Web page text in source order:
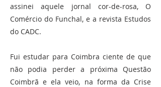
assinei aquele jornal cor-de-rosa, O
Comércio do Funchal, e a revista Estudos
do CADC.
Fui estudar para Coimbra ciente de que
não podia perder a próxima Questão
Coimbrã e ela veio, na forma da Crise